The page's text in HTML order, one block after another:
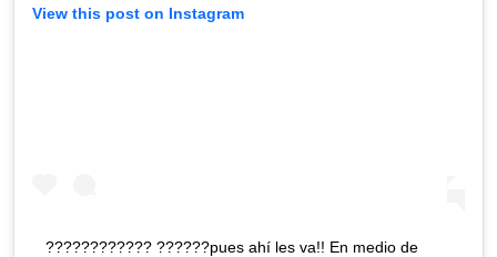
View this post on Instagram
???????????? ??????pues ahí les va!! En medio de